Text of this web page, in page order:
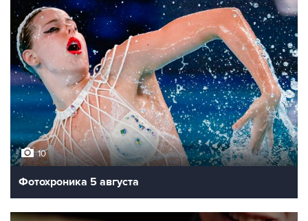
10
Фотохроника 5 августа